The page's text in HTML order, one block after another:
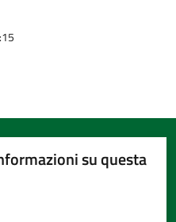
su questa